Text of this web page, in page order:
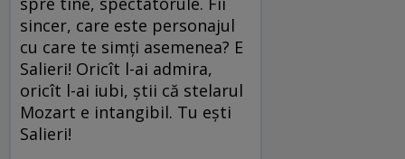
sincer, care este personajul
cu care te simți asemenea? E
Salieri! Oricît l-ai admira,
oricît l-ai iubi, știi că stelarul
Mozart e intangibil. Tu ești
Salieri!